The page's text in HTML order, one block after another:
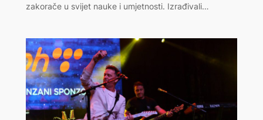
zakorače u svijet nauke i umjetnosti. Izrađivali…